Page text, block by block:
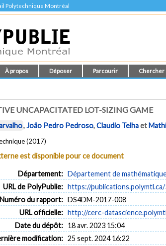
Polytechnique Montréal
À propos Déposer Parcourir Chercher
UNCAPACITATED LOT-SIZING GAME
,João Pedro Pedroso,Claudio Telhaet
(2017)
est disponible pour ce document
Département: Département de
URL de PolyPublie: https://
Numéro du rapport: DS4DM-2017-008
URL officielle: http://cerc-
Date du dépôt: 18 avr. 2023 15:04
modification: 25 sept. 2024 16:22